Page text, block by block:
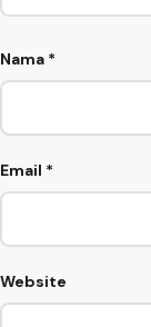
Nama *
Email *
Website